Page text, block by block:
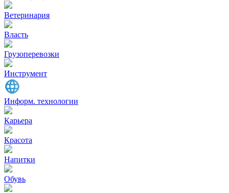
Ветеринария
Власть
Грузоперевозки
Инструмент
Информ. технологии
Карьера
Красота
Напитки
Обувь